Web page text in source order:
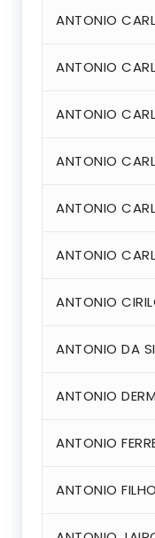
ANTONIO
ANTONIO
ANTONIO
ANTONIO
ANTONIO
ANTONIO
ANTONIO
ANTONIO DA
ANTONIO
ANTONIO
ANTONIO